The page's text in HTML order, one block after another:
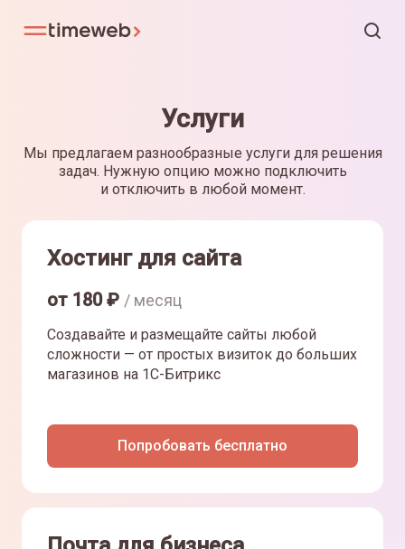
Услуги
Мы предлагаем разнообразные услуги для решения
задач. Нужную опцию можно подключить
и отключить в любой момент.
Хостинг для сайта
от 180₽ / месяц
Создавайте и размещайте сайты любой
сложности — от простых визиток до больших
магазинов на 1С-Битрикс
Попробовать бесплатно